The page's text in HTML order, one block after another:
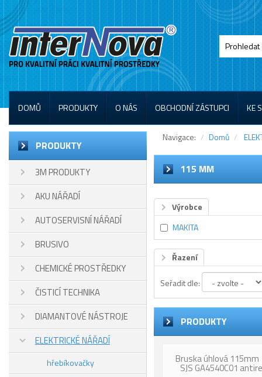
DOMŮ PRODUKTY O NÁS OBCHODNÍ ZÁSTUPCI KE
PRODUKTY
3M PRODUKTY
AKU NÁŘADÍ
AUTOSERVISNÍ NÁŘADÍ
BRUSIVO
CHEMICKÉ PROSTŘEDKY
ČISTICÍ TECHNIKA
DIAMANTOVÉ NÁSTROJE
ELEKTRICKÉ NÁŘADÍ
hřebíkovačky
Navigace: Domů
115 MM
Výrobce
MAKITA
Řazení
Seřadit dle:
PRODUKTY
Bruska úhlová 115mm
SJS GA4540C01